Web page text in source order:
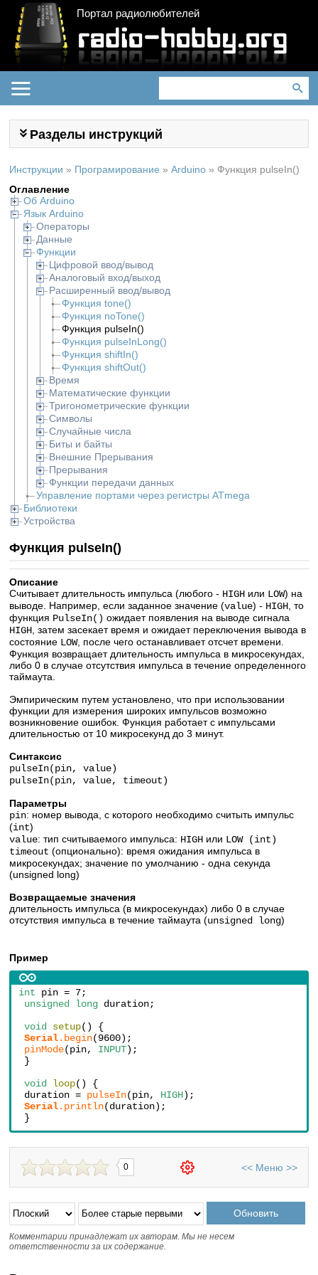
Портал радиолюбителей
Разделы инструкций
Инструкции » Програмирование » Arduino » Функция pulseIn()
Оглавление
Об Arduino
Язык Arduino
Операторы
Данные
Функции
Цифровой ввод/вывод
Аналоговый вход/выход
Расширенный ввод/вывод
Функция tone()
Функция noTone()
Функция pulseIn()
Функция pulseInLong()
Функция shiftIn()
Функция shiftOut()
Время
Математические функции
Тригонометрические функции
Символы
Случайные числа
Биты и байты
Внешние Прерывания
Прерывания
Функции передачи данных
Управление портами через регистры ATmega
Библиотеки
Устройства
Функция pulseIn()
Описание
Считывает длительность импульса (любого - HIGH или LOW) на
выводе. Например, если заданное значение (value) - HIGH , то
функция PulseIn() ожидает появления на выводе сигнала
HIGH , затем засекает время и ожидает переключения вывода в
состояние LOW, после чего останавливает отсчет времени.
Функция возвращает длительность импульса в микросекундах,
либо 0 в случае отсутствия импульса в течение определенного
таймаута.
Эмпирическим путем установлено, что при использовании
функции для измерения широких импульсов возможно
возникновение ошибок. Функция работает с импульсами
длительностью от 10 микросекунд до 3 минут.
Синтаксис
pulseIn(pin, value)
pulseIn(pin, value, timeout)
Параметры
pin: номер вывода, с которого необходимо считыть импульс
(int)
value: тип считываемого импульса: HIGH или LOW (int)
timeout (опционально): время ожидания импульса в
микросекундах; значение по умолчанию - одна секунда
(unsigned long)
Возвращаемые значения
длительность импульса (в микросекундах) либо 0 в случае
отсутствия импульса в течение таймаута (unsigned long)
Пример
int pin = 7;
unsigned long duration;
void
setup() {
Serial.begin(9600);
pinMode(pin, INPUT);
}
void
loop() {
duration = pulseIn(pin, HIGH);
Serial.println(duration);
}
0 << Меню >>
Комментарии принадлежат их авторам. Мы не несем
ответственности за их содержание.